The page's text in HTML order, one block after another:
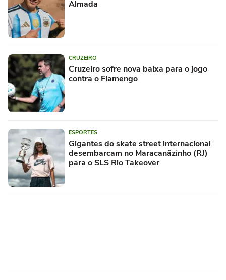
Almada
CRUZEIRO
Cruzeiro sofre nova baixa para o jogo
contra o Flamengo
ESPORTES
Gigantes do skate street internacional
desembarcam no Maracanãzinho (RJ)
para o SLS Rio Takeover